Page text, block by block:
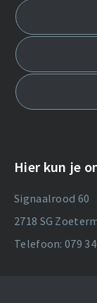
Hier kun je
Signaalrood 60
2718 SG
Telefoon: 079